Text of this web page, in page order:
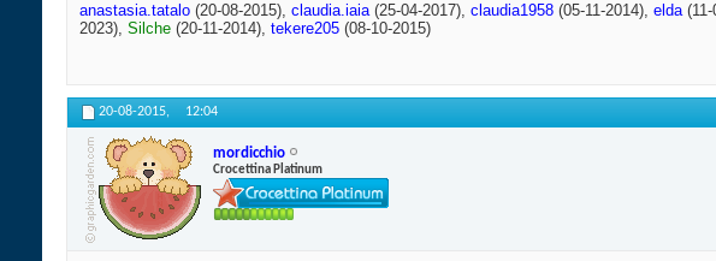
anastasia.tatalo (20-08-2015), claudia.iaia(25-04-2017), claudia1958 (05-11-2014), elda(11-
2023), Silche (20-11-2014), tekere205 (08-10-2015)
20-08-2015, 12:04
mordicchio
Crocettina Platinum